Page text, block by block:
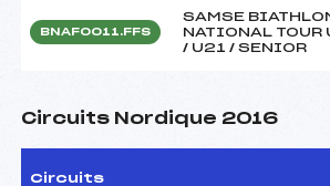
BNAF0011.FFS
SAMSE
NATIONAL TOUR
/ U21 / SENIOR
Circuits Nordique 2016
Circuits